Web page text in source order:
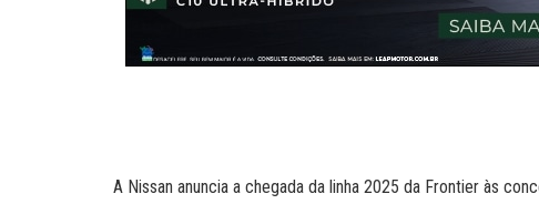
A Nissan anuncia a chegada da linha 2025 da Frontier às